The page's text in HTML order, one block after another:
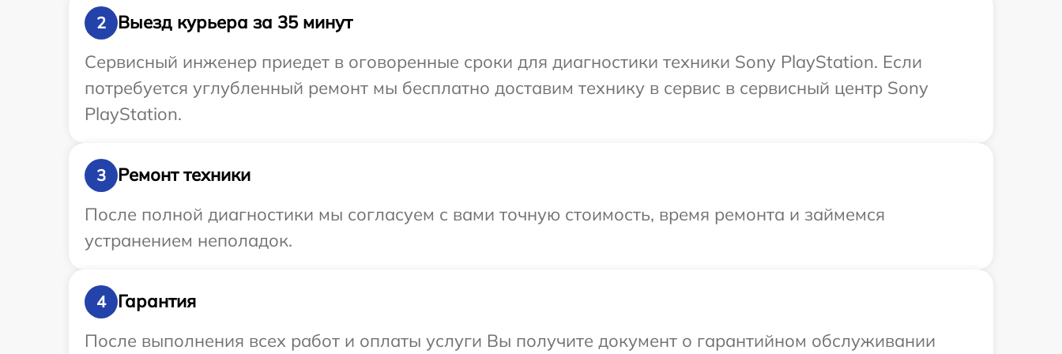
2
Выезд курьера за 35 минут
Сервисный инженер приедет в оговоренные сроки для диагностики техники Sony PlayStation. Если
потребуется углубленный ремонт мы бесплатно доставим технику в сервис в сервисный центр Sony
PlayStation.
3
Ремонт техники
После полной диагностики мы согласуем с вами точную стоимость, время ремонта и займемся
устранением неполадок.
4
Гарантия
После выполнения всех работ и оплаты услуги Вы получите документ о гарантийном обслуживании